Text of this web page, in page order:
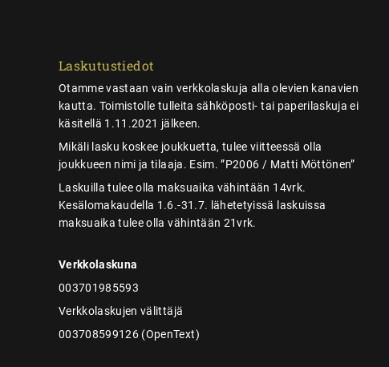
Laskutustiedot
Otamme vastaan vain verkkolaskuja alla olevien kanavien
kautta. Toimistolle tulleita sähköposti- tai paperilaskuja ei
käsitellä 1.11.2021 jälkeen.
Mikäli lasku koskee joukkuetta, tulee viitteessä olla
joukkueen nimi ja tilaaja. Esim. ”P2006 / Matti Möttönen”
Laskuilla tulee olla maksuaika vähintään 14vrk.
Kesälomakaudella 1.6.-31.7. lähetetyissä laskuissa
maksuaika tulee olla vähintään 21vrk.
Verkkolaskuna
003701985593
Verkkolaskujen välittäjä
003708599126 (OpenText)